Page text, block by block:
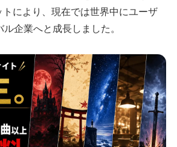
トにより、現在では世界中にユーザ
企業へと成長しました。